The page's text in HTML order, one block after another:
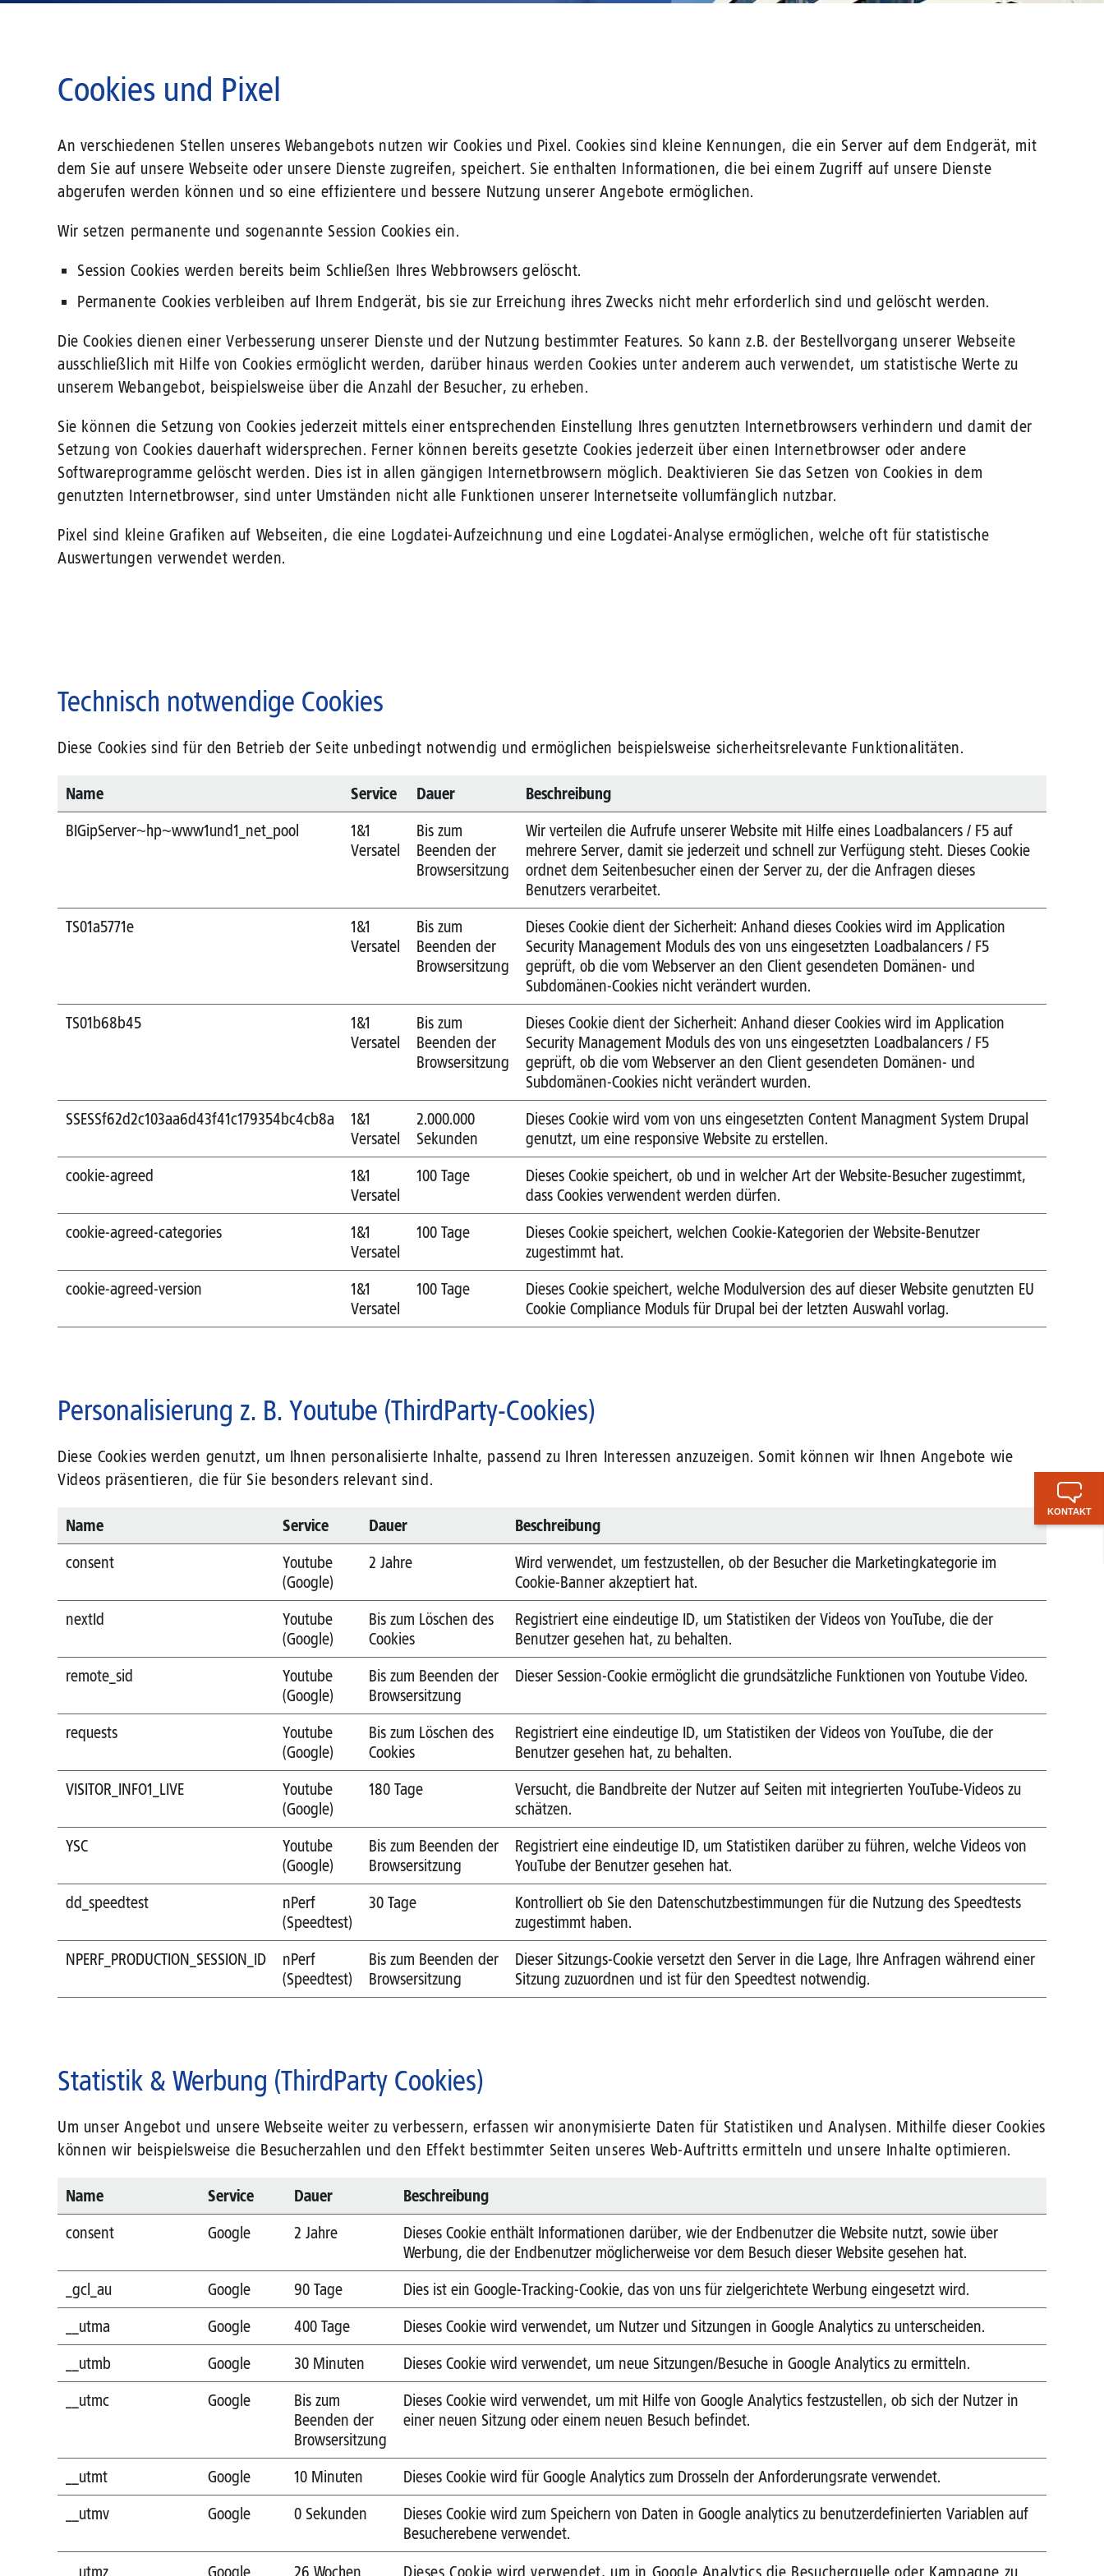
Cookies und Pixel
An verschiedenen Stellen unseres Webangebots nutzen wir Cookies und Pixel. Cookies sind kleine Kennungen, die ein Server auf dem Endgerät, mit
dem Sie auf unsere Webseite oder unsere Dienste zugreifen, speichert. Sie enthalten Informationen, die bei einem Zugriff auf unsere Dienste
abgerufen werden können und so eine effizientere und bessere Nutzung unserer Angebote ermöglichen.
Wir setzen permanente und sogenannte Session Cookies ein.
Session Cookies werden bereits beim Schließen Ihres Webbrowsers gelöscht.
Permanente Cookies verbleiben auf Ihrem Endgerät, bis sie zur Erreichung ihres Zwecks nicht mehr erforderlich sind und gelöscht werden.
Die Cookies dienen einer Verbesserung unserer Dienste und der Nutzung bestimmter Features. So kann z.B. der Bestellvorgang unserer Webseite
ausschließlich mit Hilfe von Cookies ermöglicht werden, darüber hinaus werden Cookies unter anderem auch verwendet, um statistische Werte zu
unserem Webangebot, beispielsweise über die Anzahl der Besucher, zu erheben.
Sie können die Setzung von Cookies jederzeit mittels einer entsprechenden Einstellung Ihres genutzten Internetbrowsers verhindern und damit der
Setzung von Cookies dauerhaft widersprechen. Ferner können bereits gesetzte Cookies jederzeit über einen Internetbrowser oder andere
Softwareprogramme gelöscht werden. Dies ist in allen gängigen Internetbrowsern möglich. Deaktivieren Sie das Setzen von Cookies in dem
genutzten Internetbrowser, sind unter Umständen nicht alle Funktionen unserer Internetseite vollumfänglich nutzbar.
Pixel sind kleine Grafiken auf Webseiten, die eine Logdatei-Aufzeichnung und eine Logdatei-Analyse ermöglichen, welche oft für statistische
Auswertungen verwendet werden.
Technisch notwendige Cookies
Diese Cookies sind für den Betrieb der Seite unbedingt notwendig und ermöglichen beispielsweise sicherheitsrelevante Funktionalitäten.
Name Service Dauer
Beschreibung
BIGipServer~hp~www1und1_net_pool
1&1
Versatel
Bis zum
Beenden der
Browsersitzung
Wir verteilen die Aufrufe unserer Website mit Hilfe eines Loadbalancers / F5 auf
mehrere Server, damit sie jederzeit und schnell zur Verfügung steht. Dieses Cookie
ordnet dem Seitenbesucher einen der Server zu, der die Anfragen dieses
Benutzers verarbeitet.
TS01a5771e
1&1
Versatel
Bis zum
Beenden der
Browsersitzung
Dieses Cookie dient der Sicherheit: Anhand dieses Cookies wird im Application
Security Management Moduls des von uns eingesetzten Loadbalancers / F5
geprüft, ob die vom Webserver an den Client gesendeten Domänen- und
Subdomänen-Cookies nicht verändert wurden.
TS01b68b45
1&1
Versatel
Bis zum
Beenden der
Browsersitzung
Dieses Cookie dient der Sicherheit: Anhand dieser Cookies wird im Application
Security Management Moduls des von uns eingesetzten Loadbalancers / F5
geprüft, ob die vom Webserver an den Client gesendeten Domänen- und
Subdomänen-Cookies nicht verändert wurden.
SSESSf62d2c103aa6d43f41c179354bc4cb8a
1&1
Versatel
2.000.000
Sekunden
Dieses Cookie wird vom von uns eingesetzten Content Managment System Drupal
genutzt, um eine responsive Website zu erstellen.
cookie-agreed
1&1
Versatel
100 Tage
Dieses Cookie speichert, ob und in welcher Art der Website-Besucher zugestimmt,
dass Cookies verwendent werden dürfen.
cookie-agreed-categories
1&1
Versatel
100 Tage
Dieses Cookie speichert, welchen Cookie-Kategorien der Website-Benutzer
zugestimmt hat.
cookie-agreed-version
1&1
Versatel
100 Tage
Dieses Cookie speichert, welche Modulversion des auf dieser Website genutzten EU
Cookie Compliance Moduls für Drupal bei der letzten Auswahl vorlag.
Personalisierung z. B. Youtube (ThirdParty-Cookies)
Diese Cookies werden genutzt, um Ihnen personalisierte Inhalte, passend zu Ihren Interessen anzuzeigen. Somit können wir Ihnen Angebote wie
Videos präsentieren, die für Sie besonders relevant sind.
Name Service Dauer
Beschreibung
consent
Youtube
(Google)
2 Jahre
Wird verwendet, um festzustellen, ob der Besucher die Marketingkategorie im
Cookie-Banner akzeptiert hat.
nextId
Youtube
(Google)
Bis zum Löschen des
Cookies
Registriert eine eindeutige ID, um Statistiken der Videos von YouTube, die der
Benutzer gesehen hat, zu behalten.
remote_sid
Youtube
(Google)
Bis zum Beenden der
Browsersitzung
Dieser Session-Cookie ermöglicht die grundsätzliche Funktionen von Youtube Video.
requests
Youtube
(Google)
Bis zum Löschen des
Cookies
Registriert eine eindeutige ID, um Statistiken der Videos von YouTube, die der
Benutzer gesehen hat, zu behalten.
VISITOR_INFO1_LIVE
Youtube
(Google)
180 Tage
Versucht, die Bandbreite der Nutzer auf Seiten mit integrierten YouTube-Videos zu
schätzen.
YSC
Youtube
(Google)
Bis zum Beenden der
Browsersitzung
Registriert eine eindeutige ID, um Statistiken darüber zu führen, welche Videos von
YouTube der Benutzer gesehen hat.
dd_speedtest
nPerf
(Speedtest)
30 Tage
Kontrolliert ob Sie den Datenschutzbestimmungen für die Nutzung des Speedtests
zugestimmt haben.
NPERF_PRODUCTION_SESSION_ID
nPerf
(Speedtest)
Bis zum Beenden der
Browsersitzung
Dieser Sitzungs-Cookie versetzt den Server in die Lage, Ihre Anfragen während einer
Sitzung zuzuordnen und ist für den Speedtest notwendig.
Statistik & Werbung (ThirdParty Cookies)
Um unser Angebot und unsere Webseite weiter zu verbessern, erfassen wir anonymisierte Daten für Statistiken und Analysen. Mithilfe dieser Cookies
können wir beispielsweise die Besucherzahlen und den Effekt bestimmter Seiten unseres Web-Auftritts ermitteln und unsere Inhalte optimieren.
Name Service Dauer
Beschreibung
consent
Google 2 Jahre
Dieses Cookie enthält Informationen darüber, wie der Endbenutzer die Website nutzt, sowie über
Werbung, die der Endbenutzer möglicherweise vor dem Besuch dieser Website gesehen hat.
_gcl_au
Google 90 Tage
Dies ist ein Google-Tracking-Cookie, das von uns für zielgerichtete Werbung eingesetzt wird.
__utma
Google 400 Tage
Dieses Cookie wird verwendet, um Nutzer und Sitzungen in Google Analytics zu unterscheiden.
__utmb
Google 30 Minuten
Dieses Cookie wird verwendet, um neue Sitzungen/Besuche in Google Analytics zu ermitteln.
__utmc
Google
Bis zum
Beenden der
Browsersitzung
Dieses Cookie wird verwendet, um mit Hilfe von Google Analytics festzustellen, ob sich der Nutzer in
einer neuen Sitzung oder einem neuen Besuch befindet.
__utmt Google 10 Minuten
Dieses Cookie wird für Google Analytics zum Drosseln der Anforderungsrate verwendet.
__utmv
Google 0 Sekunden
Dieses Cookie wird zum Speichern von Daten in Google analytics zu benutzerdefinierten Variablen auf
Besucherebene verwendet.
KONTAKT